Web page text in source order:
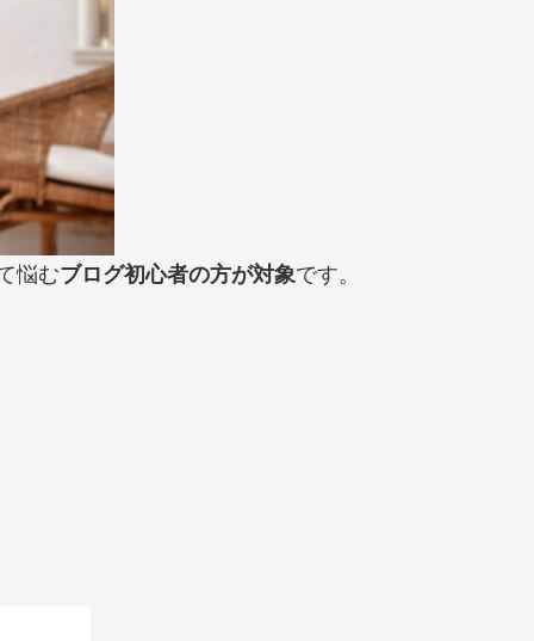
悩むブログ初心者の方が対象です。